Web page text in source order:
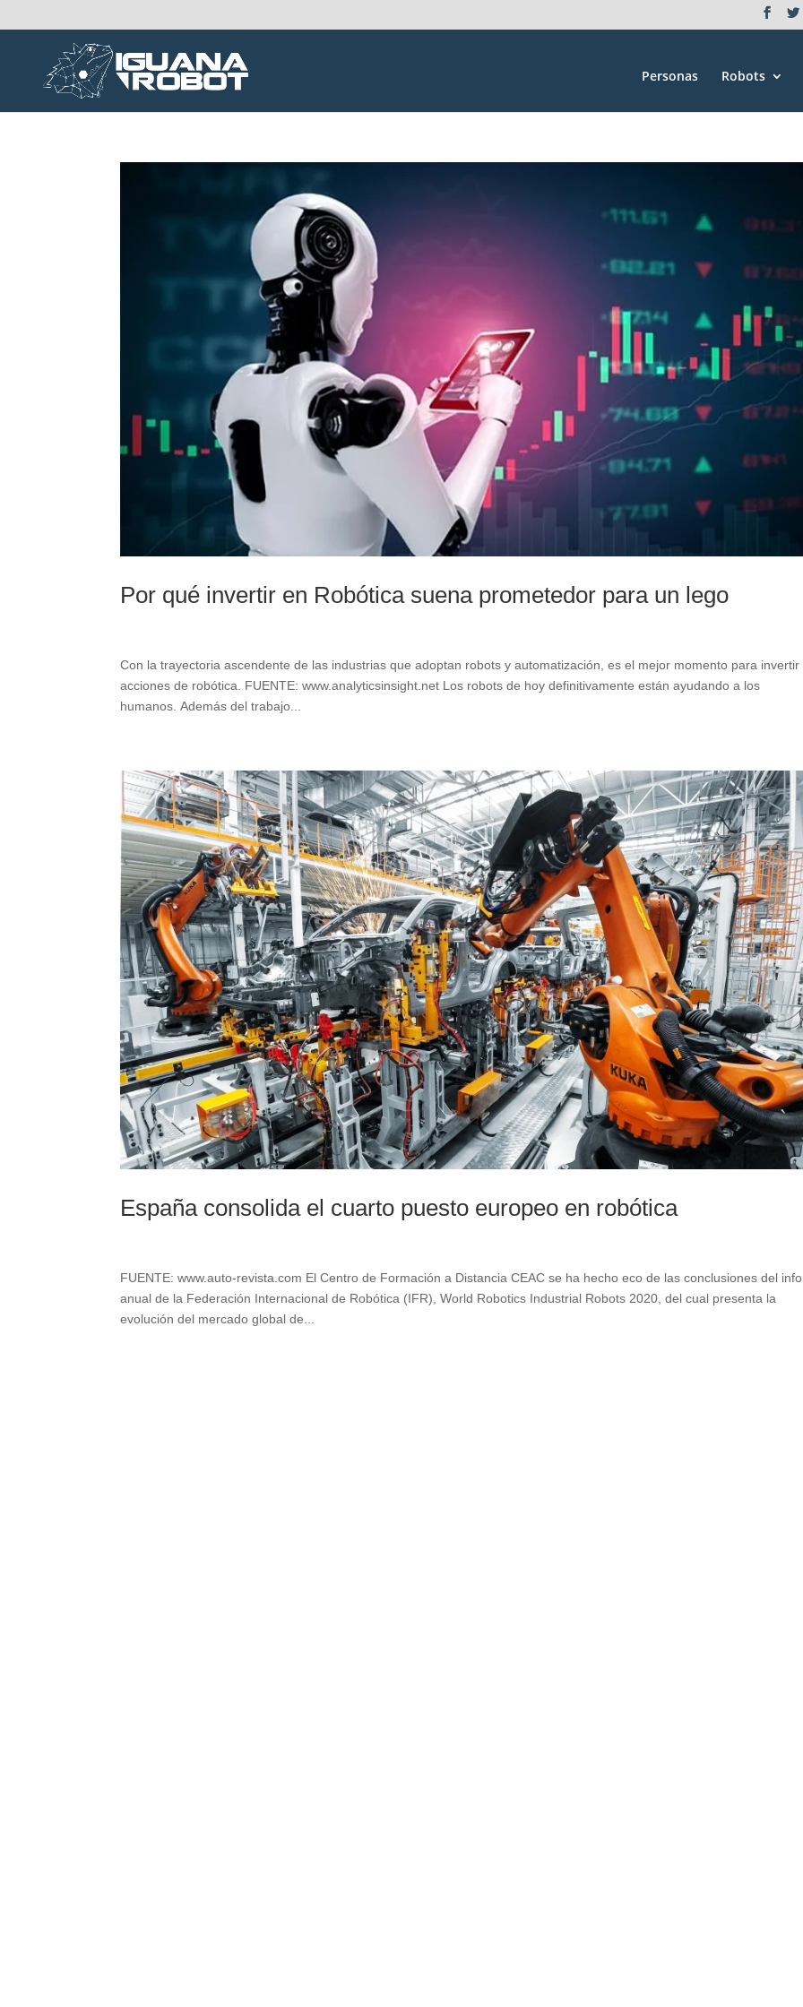
Personas Robots
Por qué invertir en Robótica suena prometedor para un lego
Con la trayectoria ascendente de las industrias que adoptan robots y automatización, es el mejor momento para invertir
acciones de robótica. FUENTE: www.analyticsinsight.net Los robots de hoy definitivamente están ayudando a los
humanos. Además del trabajo...
España consolida el cuarto puesto europeo en robótica
FUENTE: www.auto-revista.com El Centro de Formación a Distancia CEAC se ha hecho eco de las conclusiones del
anual de la Federación Internacional de Robótica (IFR), World Robotics Industrial Robots 2020, del cual presenta la
evolución del mercado global de...